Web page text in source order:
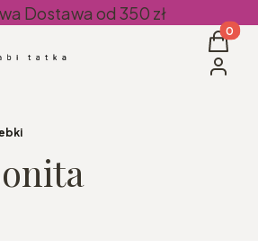
Dostawa od 350 zł
Koszyk